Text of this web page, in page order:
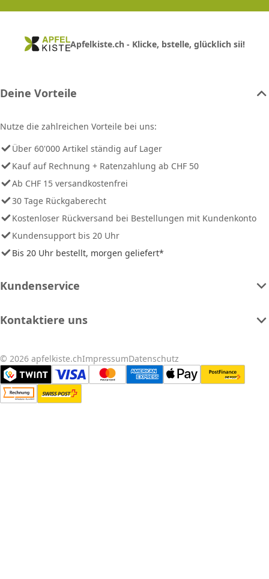
Apfelkiste.ch - Klicke, bstelle, glücklich sii!
Deine Vorteile
Nutze die zahlreichen Vorteile bei uns:
Über 60'000 Artikel ständig auf Lager
Kauf auf Rechnung + Ratenzahlung ab CHF 50
Ab CHF 15 versandkostenfrei
30 Tage Rückgaberecht
Kostenloser Rückversand bei Bestellungen mit Kundenkonto
Kundensupport bis 20 Uhr
Bis 20 Uhr bestellt, morgen geliefert*
Kundenservice
Kontaktiere uns
© 2026 apfelkiste.chImpressumDatenschutz